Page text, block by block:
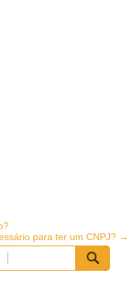
para ter um CNPJ? →
Pesquisar
por: